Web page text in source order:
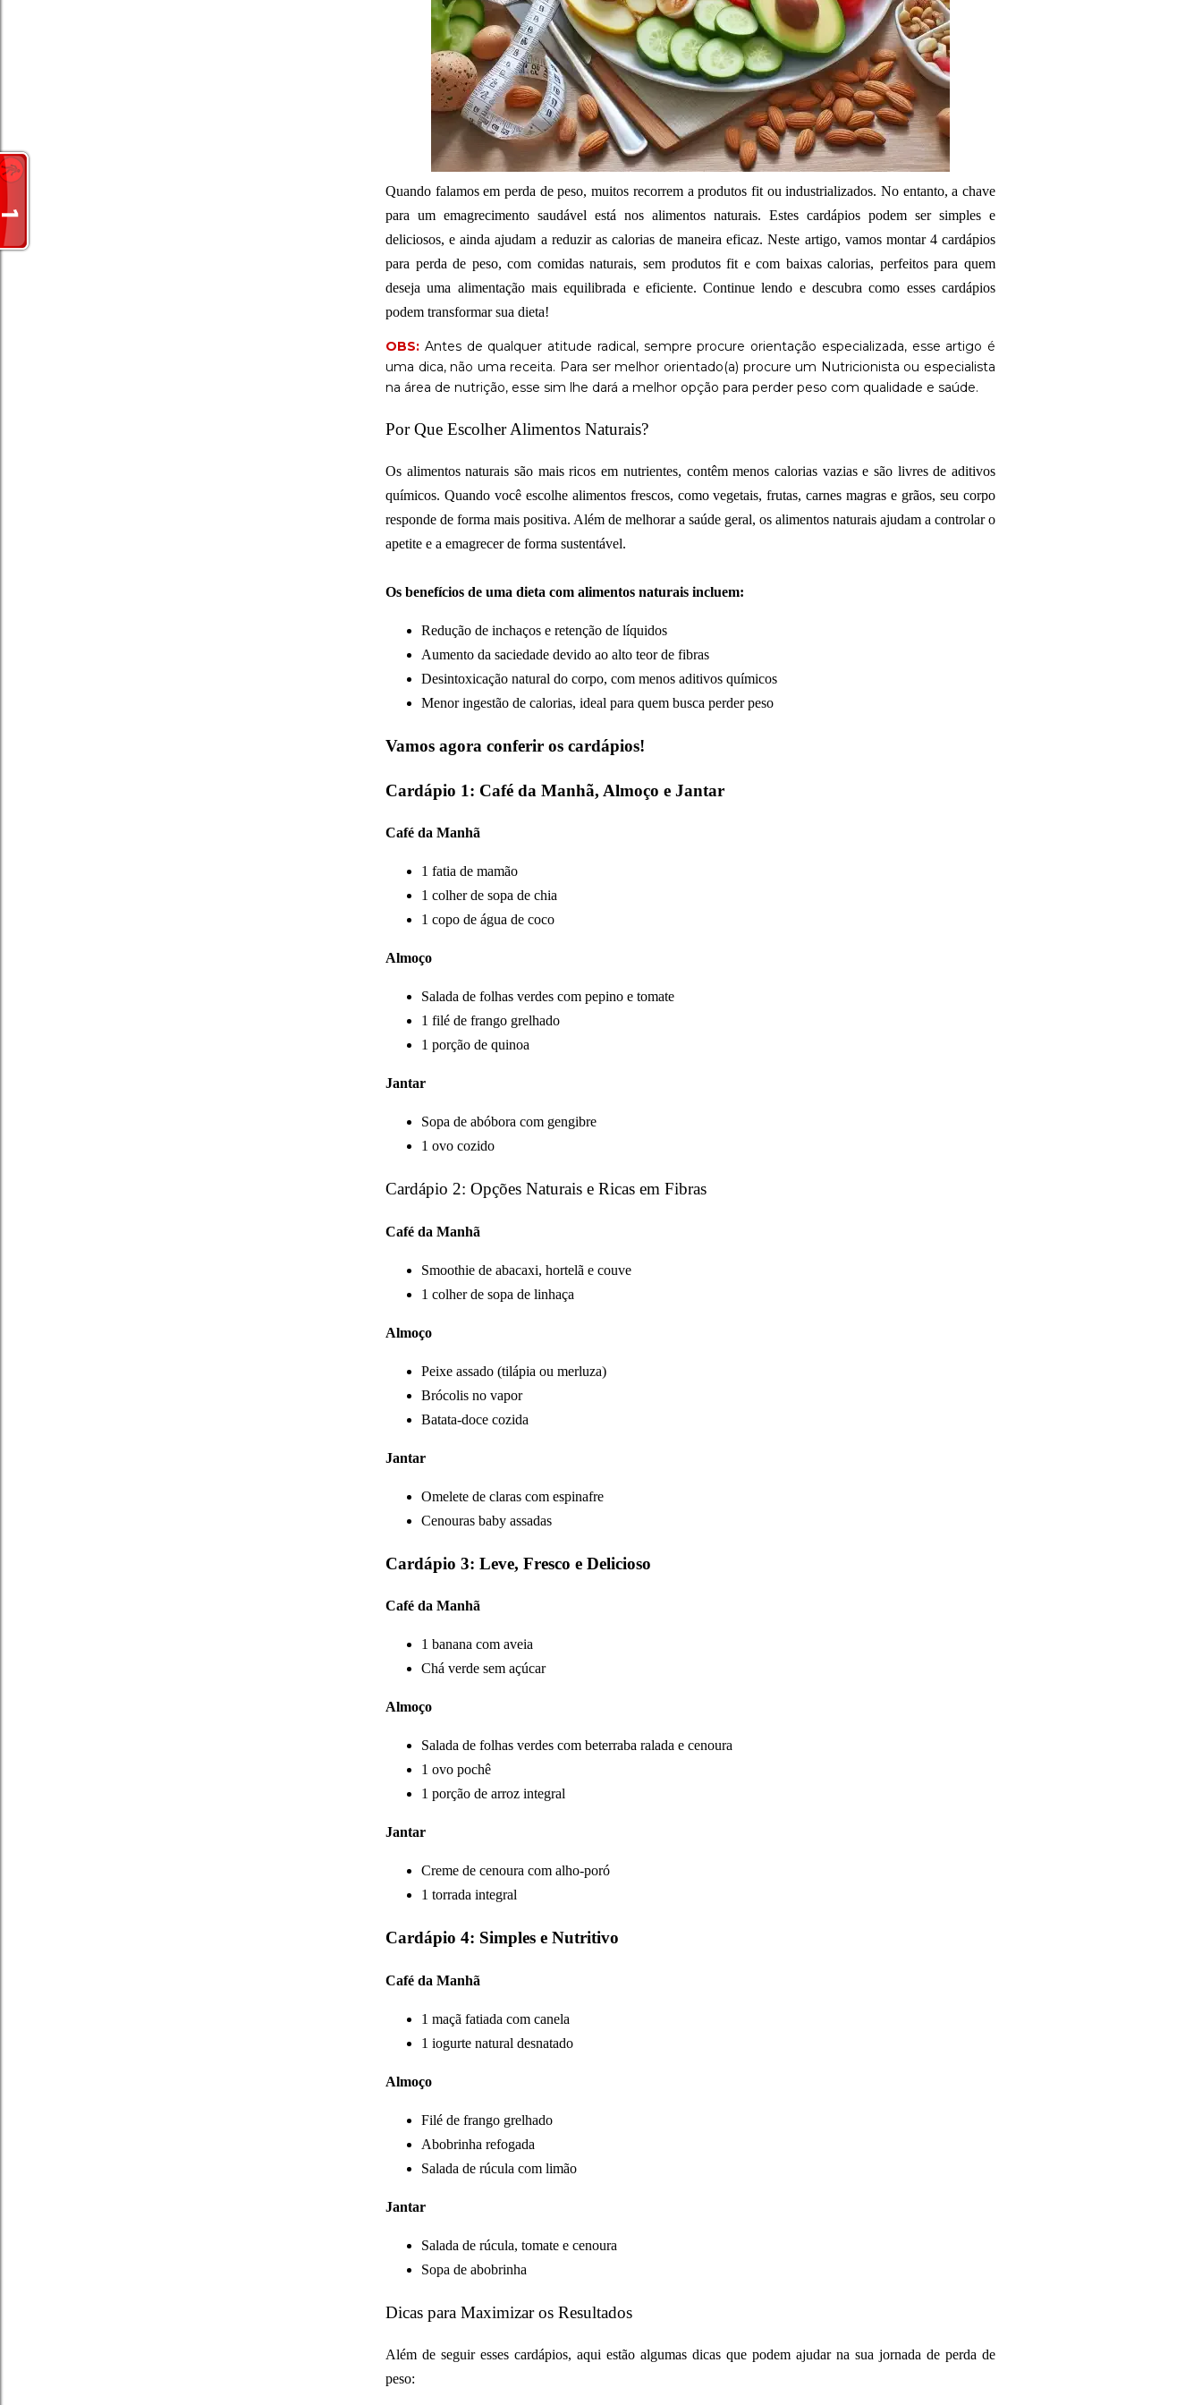
Quando falamos em perda de peso, muitos recorrem a produtos fit ou industrializados. No entanto, a chave
para um emagrecimento saudável está nos alimentos naturais. Estes cardápios podem ser simples e
deliciosos, e ainda ajudam a reduzir as calorias de maneira eficaz. Neste artigo, vamos montar 4 cardápios
para perda de peso, com comidas naturais, sem produtos fit e com baixas calorias, perfeitos para quem
deseja uma alimentação mais equilibrada e eficiente. Continue lendo e descubra como esses cardápios
podem transformar sua dieta!
OBS: Antes de qualquer atitude radical, sempre procure orientação especializada, esse artigo é
uma dica, não uma receita. Para ser melhor orientado(a) procure um Nutricionista ou especialista
na área de nutrição, esse sim lhe dará a melhor opção para perder peso com qualidade e saúde.
Por Que Escolher Alimentos Naturais?
Os alimentos naturais são mais ricos em nutrientes, contêm menos calorias vazias e são livres de aditivos
químicos. Quando você escolhe alimentos frescos, como vegetais, frutas, carnes magras e grãos, seu corpo
responde de forma mais positiva. Além de melhorar a saúde geral, os alimentos naturais ajudam a controlar o
apetite e a emagrecer de forma sustentável.
Os benefícios de uma dieta com alimentos naturais incluem:
Redução de inchaços e retenção de líquidos
Aumento da saciedade devido ao alto teor de fibras
Desintoxicação natural do corpo, com menos aditivos químicos
Menor ingestão de calorias, ideal para quem busca perder peso
Vamos agora conferir os cardápios!
Cardápio 1: Café da Manhã, Almoço e Jantar
Café da Manhã
1 fatia de mamão
1 colher de sopa de chia
1 copo de água de coco
Almoço
Salada de folhas verdes com pepino e tomate
1 filé de frango grelhado
1 porção de quinoa
Jantar
Sopa de abóbora com gengibre
1 ovo cozido
Cardápio 2: Opções Naturais e Ricas em Fibras
Café da Manhã
Smoothie de abacaxi, hortelã e couve
1 colher de sopa de linhaça
Almoço
Peixe assado (tilápia ou merluza)
Brócolis no vapor
Batata-doce cozida
Jantar
Omelete de claras com espinafre
Cenouras baby assadas
Cardápio 3: Leve, Fresco e Delicioso
Café da Manhã
1 banana com aveia
Chá verde sem açúcar
Almoço
Salada de folhas verdes com beterraba ralada e cenoura
1 ovo pochê
1 porção de arroz integral
Jantar
Creme de cenoura com alho-poró
1 torrada integral
Cardápio 4: Simples e Nutritivo
Café da Manhã
1 maçã fatiada com canela
1 iogurte natural desnatado
Almoço
Filé de frango grelhado
Abobrinha refogada
Salada de rúcula com limão
Jantar
Salada de rúcula, tomate e cenoura
Sopa de abobrinha
Dicas para Maximizar os Resultados
Além de seguir esses cardápios, aqui estão algumas dicas que podem ajudar na sua jornada de perda de
peso: